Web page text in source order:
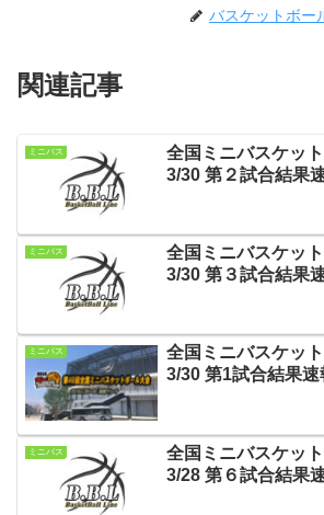
バスケットボー
関連記事
ミニバス
全国ミニバスケッ
3/30 第２試合結果
ミニバス
全国ミニバスケッ
3/30 第３試合結果
ミニバス
全国ミニバスケッ
3/30 第1試合結果速
ミニバス
全国ミニバスケッ
3/28 第６試合結果